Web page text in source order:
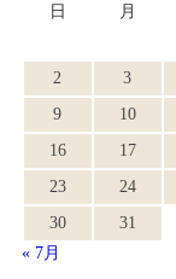
日
月
2
3
9
10
16
17
23
24
30
31
« 7月